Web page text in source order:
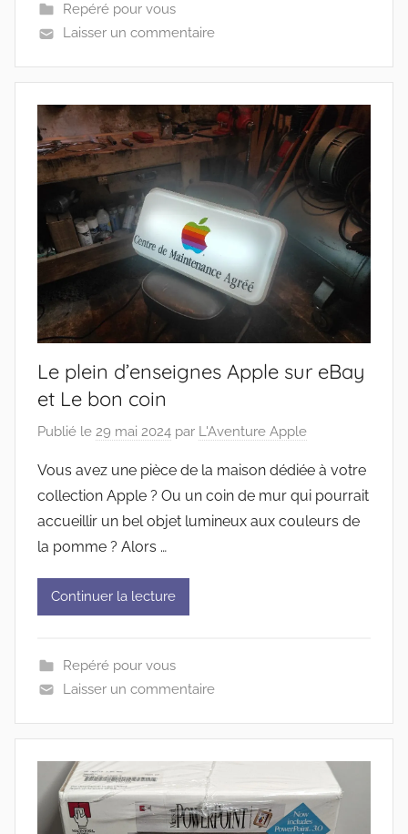
Repéré pour vous
Laisser un commentaire
Le plein d’enseignes Apple sur eBay
et Le bon coin
Publié le 29 mai 2024 par L'Aventure Apple
Vous avez une pièce de la maison dédiée à votre
collection Apple ? Ou un coin de mur qui pourrait
accueillir un bel objet lumineux aux couleurs de
la pomme ? Alors …
Continuer la lecture
Repéré pour vous
Laisser un commentaire